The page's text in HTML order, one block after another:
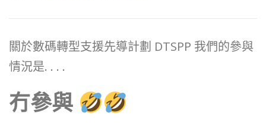
關於數碼轉型支援先導計劃 DTSPP 我們的參與
情況是. . . .
冇參與